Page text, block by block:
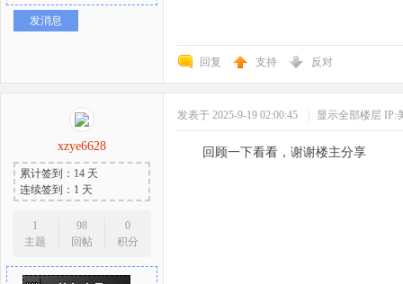
发消息
回复 支持 反对
xzye6628
累计签到：14 天
连续签到：1 天
1
主题
98
回帖
0
积分
发表于 2025-9-19 02:00:45 显示全部楼层 IP:
回顾一下看看，谢谢楼主分享